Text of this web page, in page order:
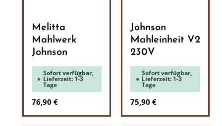
Melitta
Mahlwerk
Johnson
Sofort verfügbar,
Lieferzeit: 1-3
Tage
Regulärer Preis:
76,90 €
Johnson
Mahleinheit V2
230V
Sofort verfügbar,
Lieferzeit: 1-3
Tage
Regulärer Preis:
75,90 €